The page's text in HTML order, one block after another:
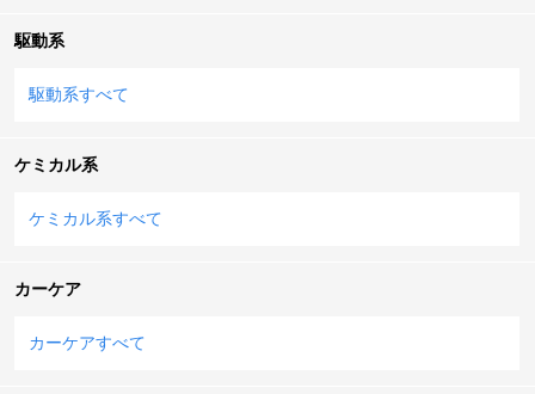
駆動系
駆動系すべて
ケミカル系
ケミカル系すべて
カーケア
カーケアすべて